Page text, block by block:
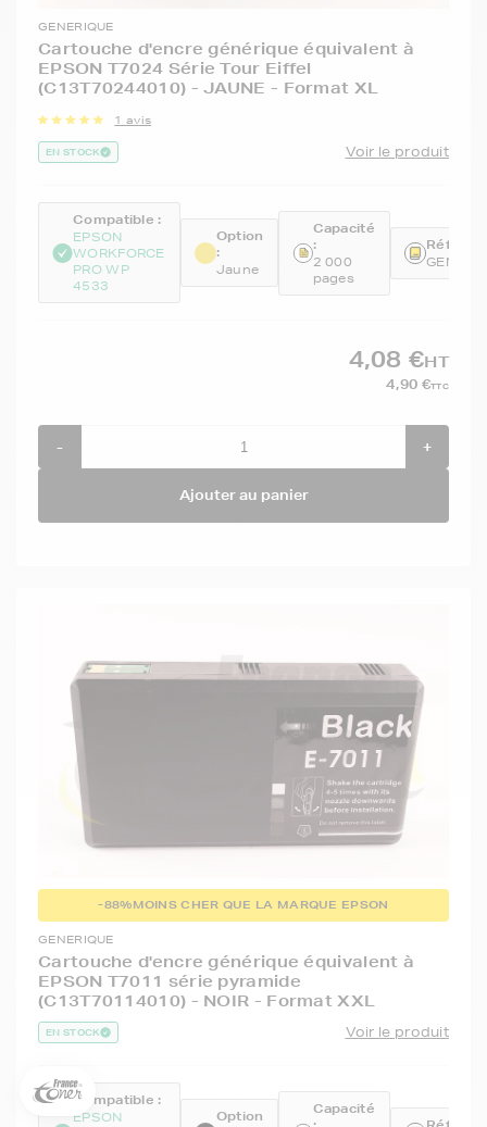
GENERIQUE
Cartouche d'encre générique équivalent à
EPSON T7024 Série Tour Eiffel
(C13T70244010) - JAUNE - Format XL
1 avis
EN STOCK Voir le produit
Compatible :
EPSON
WORKFORCE
PRO WP
4533
Option
:
Jaune
Capacité
:
2 000
pages
4,08 €HT
4,90 €TTC
- +
Ajouter au panier
-88%MOINS CHER QUE LA MARQUE EPSON
GENERIQUE
Cartouche d'encre générique équivalent à
EPSON T7011 série pyramide
(C13T70114010) - NOIR - Format XXL
EN STOCK Voir le produit
Compatible :
EPSON
Option
Capacité
5€ offerts sur votre 1ère
commande !
commande * !